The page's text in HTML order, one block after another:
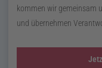
kommen wir gemeinsam
und übernehmen